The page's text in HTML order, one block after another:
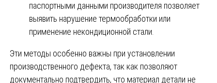
паспортными данными производителя позволяет
выявить нарушение термообработки или
применение некондиционной стали.
Эти методы особенно важны при установлении
производственного дефекта, так как позволяют
документально подтвердить, что материал детали не